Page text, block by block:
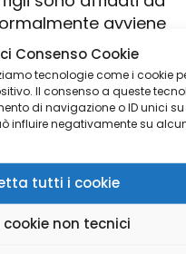
Consenso Cookie
tecnologie come i cookie
Il consenso a queste
di navigazione o ID unici su
influire negativamente su
tutti i cookie
cookie non tecnici
avviene
54/2006, entrambi i
gli assegni
è come se ciascun
“nucleo familiare” a
facoltà, di fatto,
può richiederli e
già in fase di
dei due possa